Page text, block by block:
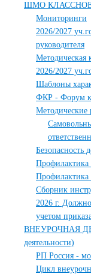
ШМО
Мониторинги
2026/2027
руководителя
2026/2027
Шаблоны
ФКР - Форум
Безопасность
Профилактика
Сборник
2026 г.
учетом
ВНЕУРОЧНАЯ
деятельности)
РП Россия -
Цикл